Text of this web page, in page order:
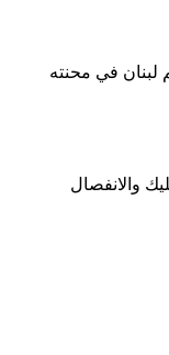
لبنان في محنته
والانفصال